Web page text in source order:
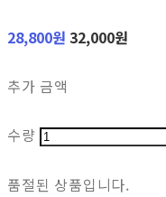
28,800원 32,000원
추가 금액
수량
품절된 상품입니다.